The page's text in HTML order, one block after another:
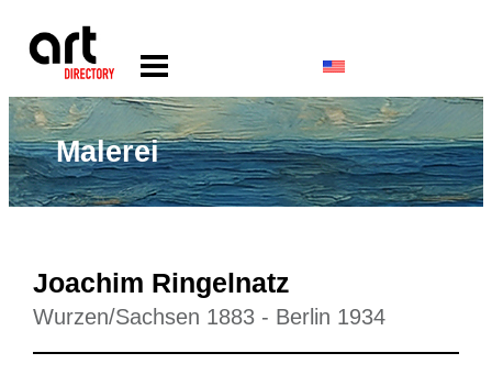
Malerei
Joachim Ringelnatz
Wurzen/Sachsen 1883 - Berlin 1934